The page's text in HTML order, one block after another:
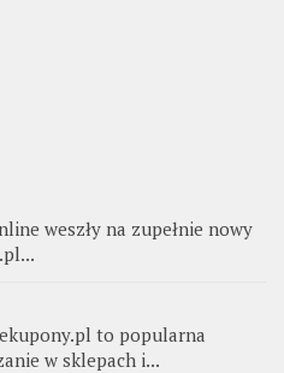
weszły na zupełnie nowy
to popularna
w sklepach i...